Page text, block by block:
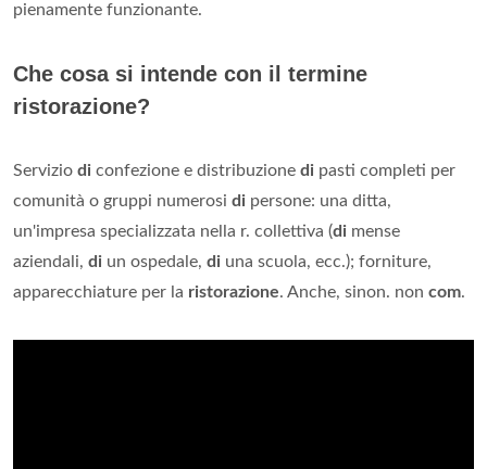
pienamente funzionante.
Che cosa si intende con il termine
ristorazione?
Servizio di confezione e distribuzione di pasti completi per
comunità o gruppi numerosi di persone: una ditta,
un'impresa specializzata nella r. collettiva (di mense
aziendali, di un ospedale, di una scuola, ecc.); forniture,
apparecchiature per la ristorazione. Anche, sinon. non com.